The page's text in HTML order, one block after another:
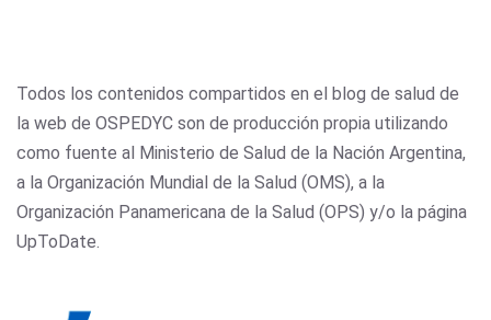
Todos los contenidos compartidos en el blog de salud de
la web de OSPEDYC son de producción propia utilizando
como fuente al Ministerio de Salud de la Nación Argentina,
a la Organización Mundial de la Salud (OMS), a la
Organización Panamericana de la Salud (OPS) y/o la página
UpToDate.